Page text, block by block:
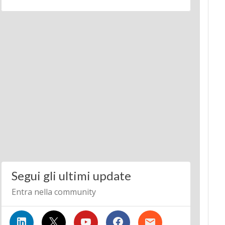
Segui gli ultimi update
Entra nella community